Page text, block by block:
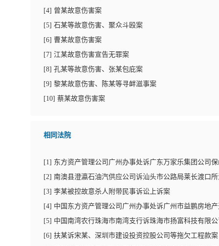
[4] 曾某故意伤害案
[5] 石某等故意伤害、聚众斗殴案
[6] 曹某故意伤害案
[7] 江某故意伤害宣告无罪案
[8] 孔某等故意伤害、张某包庇案
[9] 黎某故意伤害、陈某等寻衅滋事案
[10] 蔡某故意伤害案
相同法院
[1] 东方资产管理公司广州办事处诉广东万家乐集团公司
[2] 南澳县澄瀛石油汽供应公司诉汕头市公路局莱长渡口
[3] 李某被控故意杀人附带民事诉讼上诉案
[4] 中国东方资产管理公司广州办事处诉广州市益鹏房地
[5] 中国南湾农行珠海市南湾支行诉珠海市扬富科技有限
[6] 扶某诉宋某、深圳市建设投资控股公司等拖欠工程款案